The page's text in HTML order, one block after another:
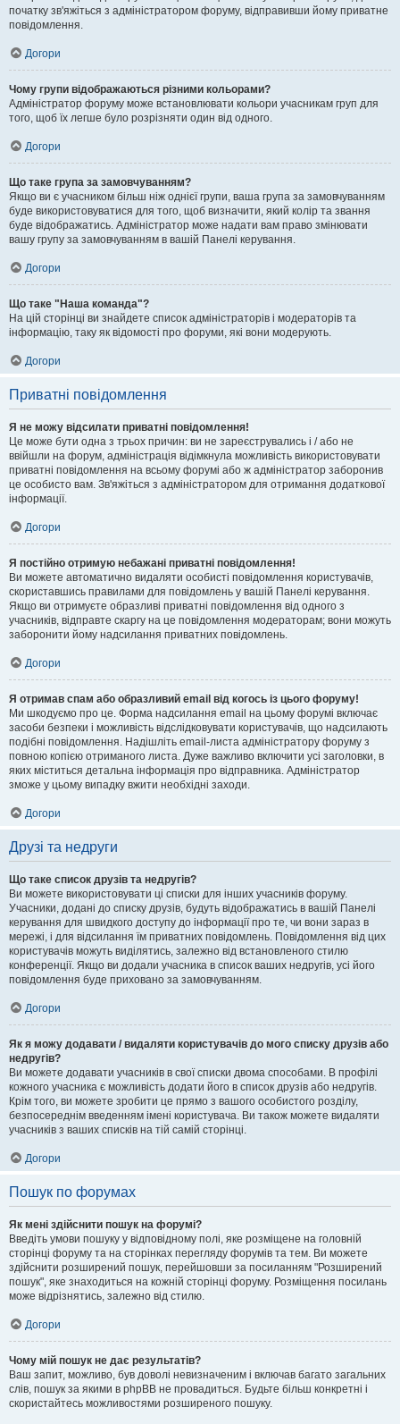
початку зв'яжіться з адміністратором форуму, відправивши йому приватне
повідомлення.
Догори
Чому групи відображаються різними кольорами?
Адміністратор форуму може встановлювати кольори учасникам груп для
того, щоб їх легше було розрізняти один від одного.
Догори
Що таке група за замовчуванням?
Якщо ви є учасником більш ніж однієї групи, ваша група за замовчуванням
буде використовуватися для того, щоб визначити, який колір та звання
буде відображатись. Адміністратор може надати вам право змінювати
вашу групу за замовчуванням в вашій Панелі керування.
Догори
Що таке "Наша команда"?
На цій сторінці ви знайдете список адміністраторів і модераторів та
інформацію, таку як відомості про форуми, які вони модерують.
Догори
Приватні повідомлення
Я не можу відсилати приватні повідомлення!
Це може бути одна з трьох причин: ви не зареєструвались і / або не
ввійшли на форум, адміністрація відімкнула можливість використовувати
приватні повідомлення на всьому форумі або ж адміністратор заборонив
це особисто вам. Зв'яжіться з адміністратором для отримання додаткової
інформації.
Догори
Я постійно отримую небажані приватні повідомлення!
Ви можете автоматично видаляти особисті повідомлення користувачів,
скориставшись правилами для повідомлень у вашій Панелі керування.
Якщо ви отримуєте образливі приватні повідомлення від одного з
учасників, відправте скаргу на це повідомлення модераторам; вони можуть
заборонити йому надсилання приватних повідомлень.
Догори
Я отримав спам або образливий email від когось із цього форуму!
Ми шкодуємо про це. Форма надсилання email на цьому форумі включає
засоби безпеки і можливість відслідковувати користувачів, що надсилають
подібні повідомлення. Надішліть email-листа адміністратору форуму з
повною копією отриманого листа. Дуже важливо включити усі заголовки, в
яких міститься детальна інформація про відправника. Адміністратор
зможе у цьому випадку вжити необхідні заходи.
Догори
Друзі та недруги
Що таке список друзів та недругів?
Ви можете використовувати ці списки для інших учасників форуму.
Учасники, додані до списку друзів, будуть відображатись в вашій Панелі
керування для швидкого доступу до інформації про те, чи вони зараз в
мережі, і для відсилання їм приватних повідомлень. Повідомлення від цих
користувачів можуть виділятись, залежно від встановленого стилю
конференції. Якщо ви додали учасника в список ваших недругів, усі його
повідомлення буде приховано за замовчуванням.
Догори
Як я можу додавати / видаляти користувачів до мого списку друзів або
недругів?
Ви можете додавати учасників в свої списки двома способами. В профілі
кожного учасника є можливість додати його в список друзів або недругів.
Крім того, ви можете зробити це прямо з вашого особистого розділу,
безпосереднім введенням імені користувача. Ви також можете видаляти
учасників з ваших списків на тій самій сторінці.
Догори
Пошук по форумах
Як мені здійснити пошук на форумі?
Введіть умови пошуку у відповідному полі, яке розміщене на головній
сторінці форуму та на сторінках перегляду форумів та тем. Ви можете
здійснити розширений пошук, перейшовши за посиланням "Розширений
пошук", яке знаходиться на кожній сторінці форуму. Розміщення посилань
може відрізнятись, залежно від стилю.
Догори
Чому мій пошук не дає результатів?
Ваш запит, можливо, був доволі невизначеним і включав багато загальних
слів, пошук за якими в phpBB не провадиться. Будьте більш конкретні і
скористайтесь можливостями розширеного пошуку.